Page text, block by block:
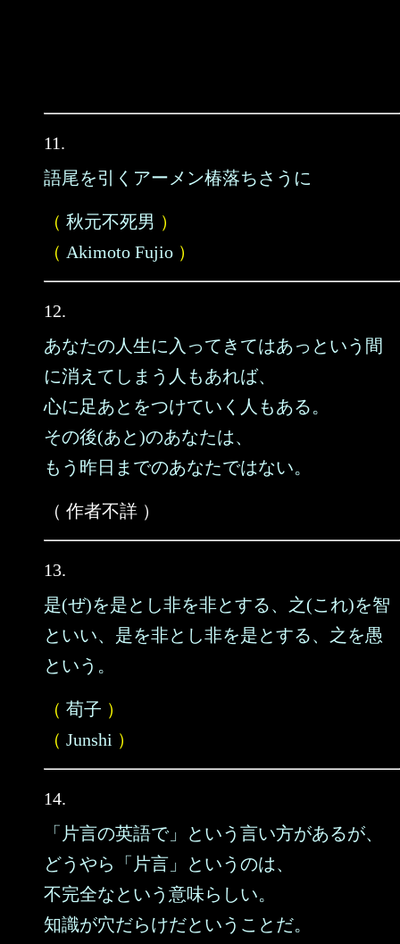
11.
語尾を引くアーメン椿落ちさうに
（ 秋元不死男 ）
（ Akimoto Fujio ）
12.
あなたの人生に入ってきてはあっという間
に消えてしまう人もあれば、
心に足あとをつけていく人もある。
その後(あと)のあなたは、
もう昨日までのあなたではない。
（ 作者不詳 ）
13.
是(ぜ)を是とし非を非とする、之(これ)を智
といい、是を非とし非を是とする、之を愚
という。
（ 荀子 ）
（ Junshi ）
14.
「片言の英語で」という言い方があるが、
どうやら「片言」というのは、
不完全なという意味らしい。
知識が穴だらけだということだ。